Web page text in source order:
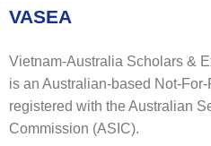
VASEA
Vietnam-Australia Scholars &
is an Australian-based Not-
registered with the Australian
Commission (ASIC).